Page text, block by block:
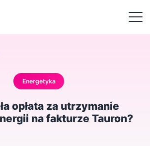
Energetyka
opłata za utrzymanie
na fakturze Tauron?